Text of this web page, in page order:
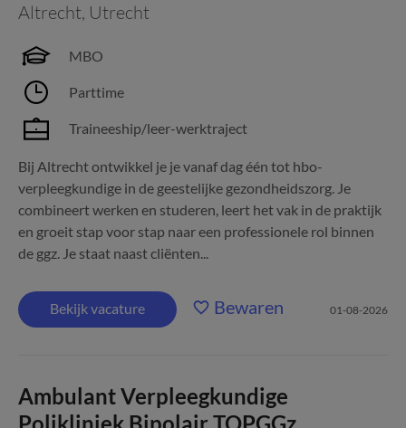
Altrecht, Utrecht
MBO
Parttime
Traineeship/leer-werktraject
Bij Altrecht ontwikkel je je vanaf dag één tot hbo-
verpleegkundige in de geestelijke gezondheidszorg. Je
combineert werken en studeren, leert het vak in de praktijk
en groeit stap voor stap naar een professionele rol binnen
de ggz. Je staat naast cliënten...
Bekijk vacature Bewaren 01-08-2026
Ambulant Verpleegkundige